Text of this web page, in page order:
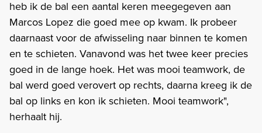
heb ik de bal een aantal keren meegegeven aan
Marcos Lopez die goed mee op kwam. Ik probeer
daarnaast voor de afwisseling naar binnen te komen
en te schieten. Vanavond was het twee keer precies
goed in de lange hoek. Het was mooi teamwork, de
bal werd goed verovert op rechts, daarna kreeg ik de
bal op links en kon ik schieten. Mooi teamwork",
herhaalt hij.